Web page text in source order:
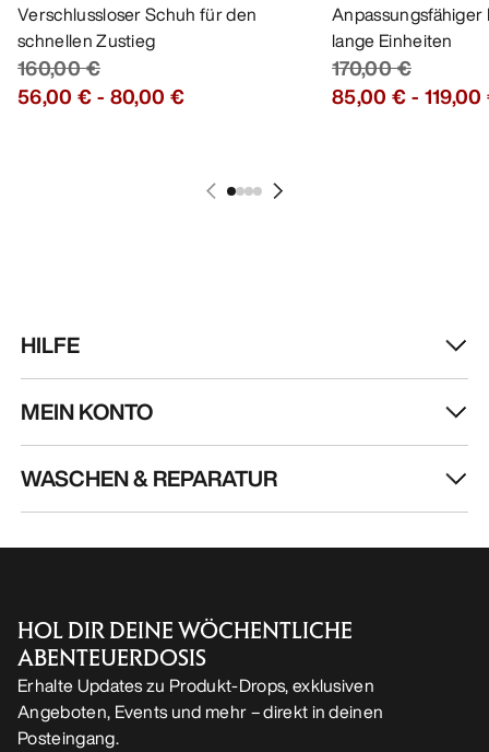
Verschlussloser Schuh für den
schnellen Zustieg
160,00 €
56,00 €- 80,00 €
lange Einheiten
170,00 €
85,00 €-
HILFE
MEIN KONTO
WASCHEN & REPARATUR
HOL DIR DEINE WÖCHENTLICHE
ABENTEUERDOSIS
Erhalte Updates zu Produkt-Drops, exklusiven
Angeboten, Events und mehr – direkt in deinen
Posteingang.